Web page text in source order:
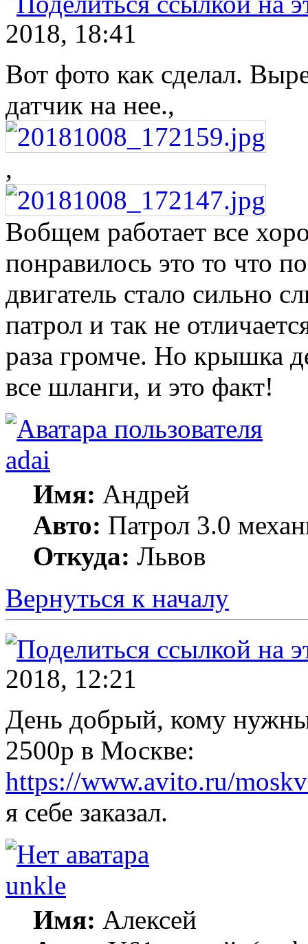
2018, 18:41
Вот фото как сделал.
датчик на нее.,
,
Вобщем работает все
понравилось это то что
двигатель стало сильно
патрол и так не
раза громче. Но крышка
все шланги, и это факт!
adai
Имя: Андрей
Авто: Патрол 3.0
Откуда: Львов
Вернуться к началу
2018, 12:21
День добрый, кому
2500р в Москве:
https://www.avito.ru/
я себе заказал.
unkle
Имя: Алексей